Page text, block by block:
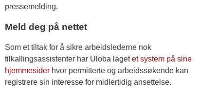
pressemelding.
Meld deg på nettet
Som et tiltak for å sikre arbeidslederne nok
tilkallingsassistenter har Uloba lagetet system på sine
hjemmesider hvor permitterte og arbeidssøkende kan
registrere sin interesse for midlertidig ansettelse.